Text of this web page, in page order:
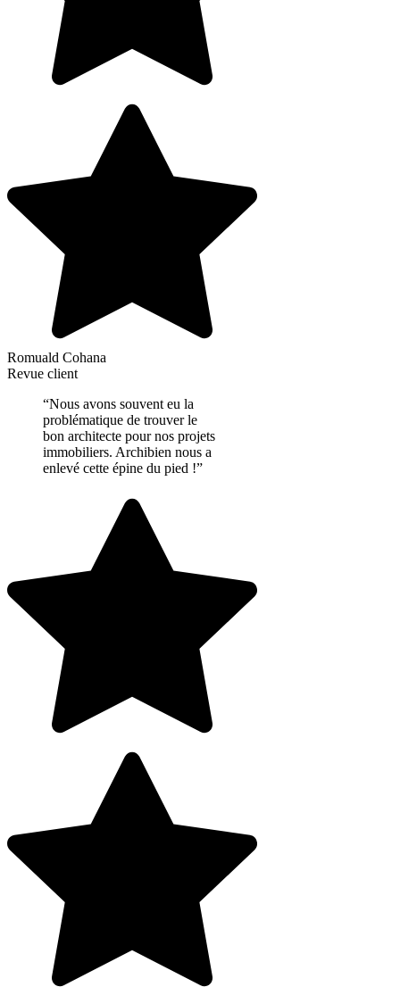
Romuald Cohana
Revue client
“Nous avons souvent eu la
problématique de trouver le
bon architecte pour nos projets
immobiliers. Archibien nous a
enlevé cette épine du pied !”